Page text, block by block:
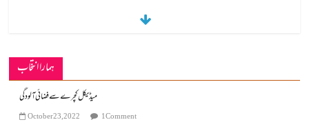
ہمارا انتخاب
میڈیکل کچرے سے فضائی آلودگی
October 23, 2022 1 Comment